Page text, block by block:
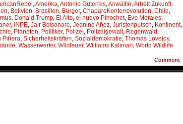
,Amerika,Antonio Guterres,Anwältin,Arbeit Zukunft,
, Bolivien, Brasilien, Bürger, ChapareKonterrevolution, Chile,
, Donald Trump, El Alto, el nuevo Pinochet, Evo Morales,
, INPE, Jaír Bolsonaro, Jeanine Añez, Juristenputsch, Kontinent,
, Planeten, Politiker, Polizei, Polizeigewalt, Regenwald ,
Piñera, Sicherheitskräften, Sozialdemokratie, Thomas Lovejoy,
, Wasserwerfer, Wildfeuer, Williams Kaliman, World Wildlife
Comment